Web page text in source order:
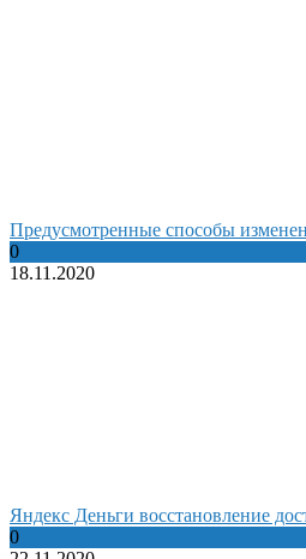
Предусмотренные способы
0
18.11.2020
Яндекс Деньги восстановление
0